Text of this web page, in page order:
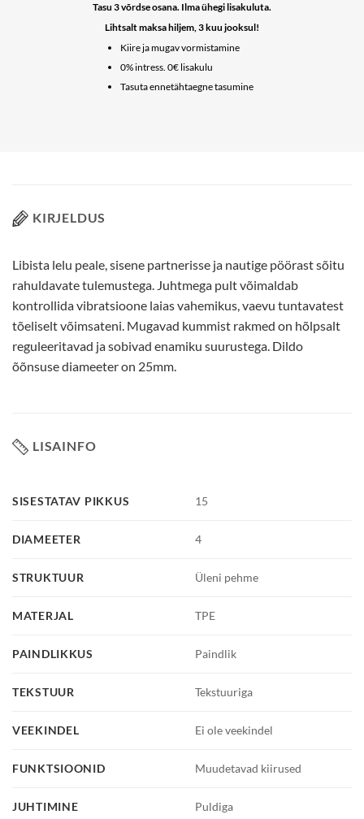
Tasu 3 võrdse osana. Ilma ühegi lisakuluta.
Lihtsalt maksa hiljem, 3 kuu jooksul!
Kiire ja mugav vormistamine
0% intress. 0€ lisakulu
Tasuta ennetähtaegne tasumine
KIRJELDUS
Libista lelu peale, sisene partnerisse ja nautige pöörast sõitu
rahuldavate tulemustega. Juhtmega pult võimaldab
kontrollida vibratsioone laias vahemikus, vaevu tuntavatest
tõeliselt võimsateni. Mugavad kummist rakmed on hõlpsalt
reguleeritavad ja sobivad enamiku suurustega. Dildo
õõnsuse diameeter on 25mm.
LISAINFO
SISESTATAV PIKKUS 15
DIAMEETER 4
STRUKTUUR Üleni pehme
MATERJAL TPE
PAINDLIKKUS Paindlik
TEKSTUUR Tekstuuriga
VEEKINDEL Ei ole veekindel
FUNKTSIOONID Muudetavad kiirused
JUHTIMINE Puldiga